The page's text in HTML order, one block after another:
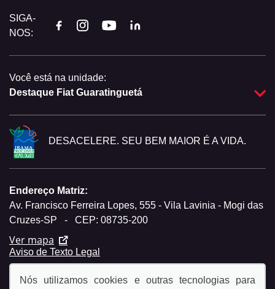
SIGA-
NOS:
Você está na unidade:
Destaque Fiat Guaratinguetá
DESACELERE. SEU BEM MAIOR É A VIDA.
Endereço Matriz:
Av. Francisco Ferreira Lopes, 555 - Vila Lavinia - Mogi das
Cruzes-SP
- CEP: 08735-200
Ver mapa
Aviso de Texto Legal
Nós utilizamos cookies e outras tecnologias para